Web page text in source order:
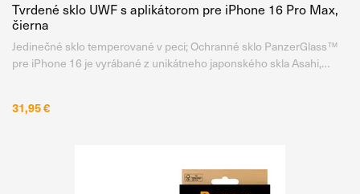
Tvrdené sklo UWF s aplikátorom pre iPhone 16 Pro Max,
čierna
Jedinečné sklo temperované v peci; Ochranné sklo PanzerGlass™
pre iPhone 16 je vyrábané z unikátneho japonského skla Asahi,
31,95 €